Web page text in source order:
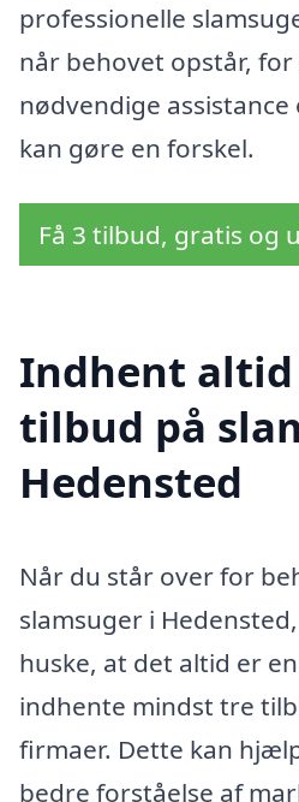
professionelle
når behovet opstår, for
nødvendige
kan gøre en forskel.
Få 3 tilbud, gratis og
Indhent
tilbud på
Hedensted
Når du står over for
slamsuger i
huske, at det altid er
indhente mindst tre
firmaer. Dette kan
bedre forståelse af